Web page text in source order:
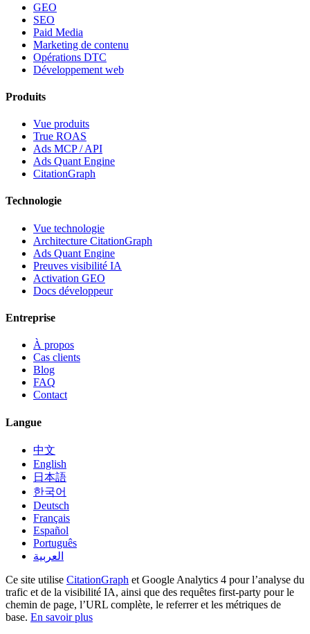
GEO
SEO
Paid Media
Marketing de contenu
Opérations DTC
Développement web
Produits
Vue produits
True ROAS
Ads MCP / API
Ads Quant Engine
CitationGraph
Technologie
Vue technologie
Architecture CitationGraph
Ads Quant Engine
Preuves visibilité IA
Activation GEO
Docs développeur
Entreprise
À propos
Cas clients
Blog
FAQ
Contact
Langue
中文
English
日本語
한국어
Deutsch
Français
Español
Português
العربية
Ce site utilise CitationGraph et Google Analytics 4 pour l’analyse du
trafic et de la visibilité IA, ainsi que des requêtes first-party pour le
chemin de page, l’URL complète, le referrer et les métriques de
base. En savoir plus